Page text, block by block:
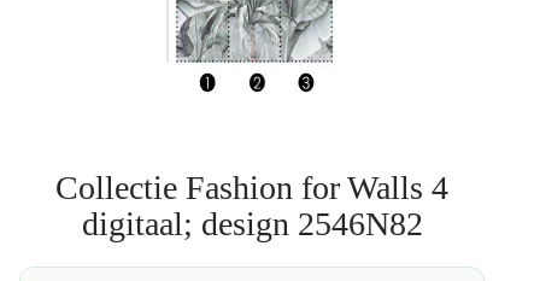
Collectie Fashion for Walls 4
digitaal; design 2546N82